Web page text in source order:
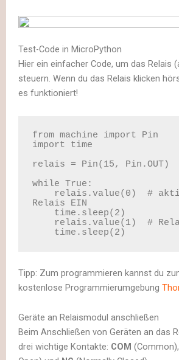
Test-Code in MicroPython
Hier ein einfacher Code, um das Relais
steuern. Wenn du das Relais klicken
es funktioniert!
from machine import Pin
import time
relais = Pin(15, Pin.OUT)
while True:
Relais EIN
    time.sleep(2)
Tipp: Zum programmieren kannst du
kostenlose Programmierumgebung
Geräte an Relaismodul anschließen
Beim Anschließen von Geräten an das
drei wichtige Kontakte: COM (Common),